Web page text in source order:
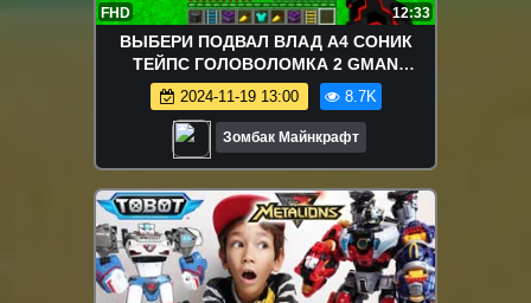
FHD 12:33
ВЫБЕРИ ПОДВАЛ ВЛАД А4 СОНИК
ТЕЙПС ГОЛОВОЛОМКА 2 GMAN
ГРИМАС В МАЙНКРАФТ ЗОМБАК
2024-11-19 13:00 8.7K
Зомбак Майнкрафт